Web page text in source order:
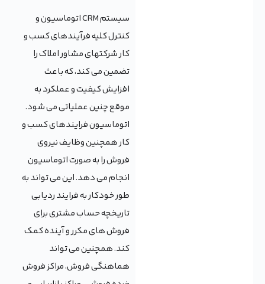
سیستم CRM اتوماسیون و
کنترل کلیه فرآیندهای کسب و
کار شرکتهای مشاور املاک را
تضمین می کند، که باعث
افزایش کیفیت و عملکرد به
موقع چنین عملیاتی می شود.
اتوماسیون فرایندهای کسب و
کار همچنین وظایف نیروی
فروش را به صورت اتوماسیون
انجام می دهد. این می تواند به
طور خودکار به فرایند ردیابی
تاریخچه حساب مشتری برای
فروش های مکرر و آینده کمک
کند. همچنین می تواند
هماهنگی فروش، مراکز فروش